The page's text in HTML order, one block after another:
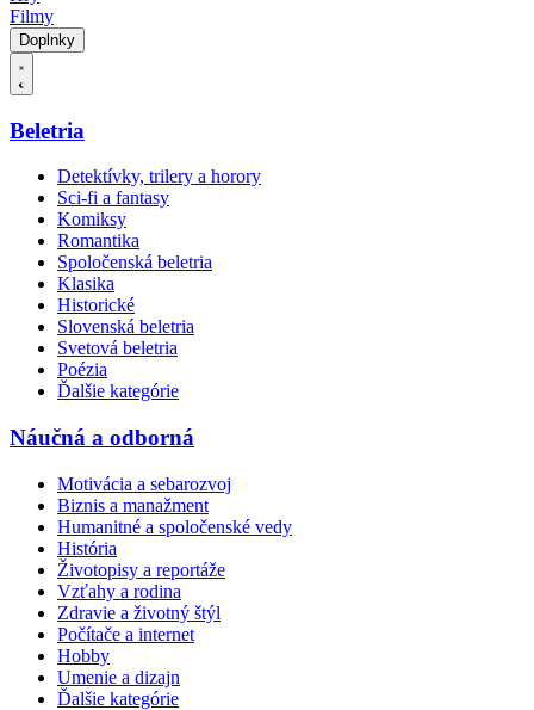
Filmy
Doplnky
Beletria
Detektívky, trilery a horory
Sci-fi a fantasy
Komiksy
Romantika
Spoločenská beletria
Klasika
Historické
Slovenská beletria
Svetová beletria
Poézia
Ďalšie kategórie
Náučná a odborná
Motivácia a sebarozvoj
Biznis a manažment
Humanitné a spoločenské vedy
História
Životopisy a reportáže
Vzťahy a rodina
Zdravie a životný štýl
Počítače a internet
Hobby
Umenie a dizajn
Ďalšie kategórie